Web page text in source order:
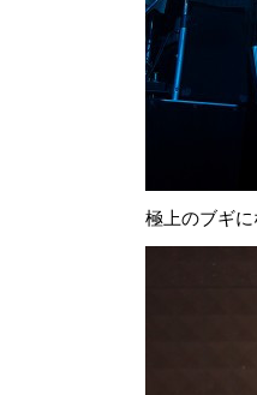
極上のブギ